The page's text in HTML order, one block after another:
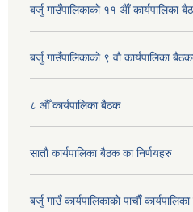
बर्जु गाउँपालिकाकाे ११ अैाँ कार्यपालिका
बर्जु गाउँपालिकाकाे ९ वाै‌ कार्यपालिका
८ औँ कार्यपालिका बैठक
साताै‌ कार्यपालिका बैठक का निर्णयहरु
बर्जु गाउँ कार्यपालिकाकाे पाचाै‌ँ